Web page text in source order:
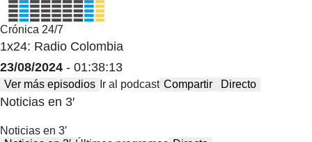
Crónica 24/7
1x24: Radio Colombia
23/08/2024 - 01:38:13
Ver más episodios Ir al podcast Compartir Directo
Noticias en 3′
Noticias en 3′